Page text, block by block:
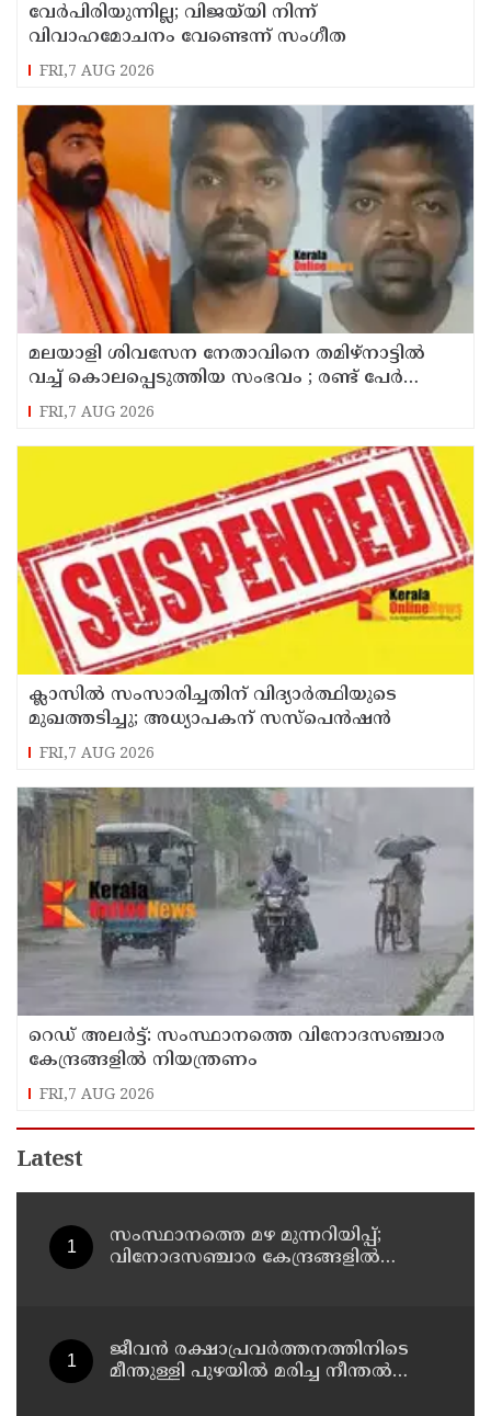
വേർപിരിയുന്നില്ല; വിജയ്‍യി നിന്ന്
വിവാഹമോചനം വേണ്ടെന്ന് സംഗീത
FRI,7 AUG 2026
മലയാളി ശിവസേന നേതാവിനെ തമിഴ്നാട്ടിൽ
വച്ച് കൊലപ്പെടുത്തിയ സംഭവം ; രണ്ട് പേർ
പിടിയിൽ
FRI,7 AUG 2026
ക്ലാസിൽ സംസാരിച്ചതിന് വിദ്യാര്‍ത്ഥിയുടെ
മുഖത്തടിച്ചു; അധ്യാപകന് സസ്പെൻഷൻ
FRI,7 AUG 2026
റെഡ് അലർട്ട്: സംസ്ഥാനത്തെ വിനോദസഞ്ചാര
കേന്ദ്രങ്ങളിൽ നിയന്ത്രണം
FRI,7 AUG 2026
Latest
സംസ്ഥാനത്തെ മഴ മുന്നറിയിപ്പ്;
വിനോദസഞ്ചാര കേന്ദ്രങ്ങളില്‍
ജീവൻ രക്ഷാപ്രവർത്തനത്തിനിടെ
മീന്തുള്ളി പുഴയിൽ മരിച്ച നീന്തൽ